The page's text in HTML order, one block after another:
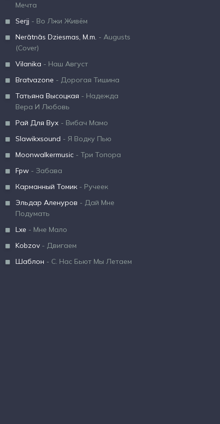
Мечта
Serjj - Во Лжи Живём
Nerātnās Dziesmas, M.m. - Augusts
(Cover)
Vilanika - Наш Август
Bratvazone - Дорогая Тишина
Татьяна Высоцкая - Надежда
Вера И Любовь
Рай Для Вух - Вибач Мамо
Slawikxsound - Я Водку Пью
Moonwalkermusic - Три Топора
Fpw - Забава
Карманный Томик - Ручеек
Эльдар Аленуров - Дай Мне
Подумать
Lxe - Мне Мало
Kobzov - Двигаем
Шаблон - С. Нас Бьют Мы Летаем